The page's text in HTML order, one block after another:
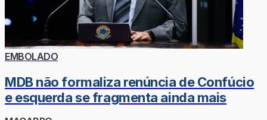
EMBOLADO
MDB não formaliza renúncia de Confúcio
e esquerda se fragmenta ainda mais